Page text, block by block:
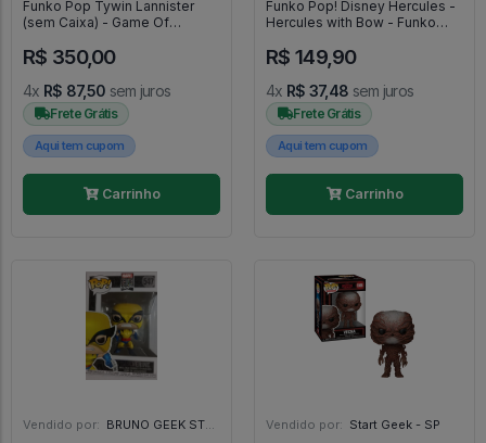
Funko Pop Tywin Lannister
(sem Caixa) - Game Of
R$ 350,00
4x R$ 87,50 sem juros
Frete Grátis
Aqui tem cupom
Carrinho
Funko Pop! Disney Hercules -
Hercules with Bow - Funko
R$ 149,90
4x R$ 37,48 sem juros
Frete Grátis
Aqui tem cupom
Carrinho
Vendido por: BRUNO GEEK STORE - ES Vendido por: Start Geek - SP